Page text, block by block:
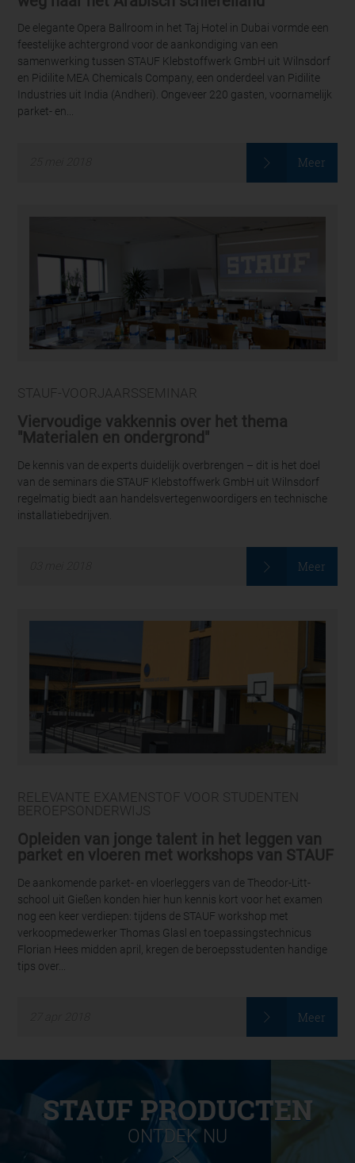
De elegante Opera Ballroom in het Taj Hotel in Dubai vormde een
feestelijke achtergrond voor de aankondiging van een
samenwerking tussen STAUF Klebstoffwerk GmbH uit Wilnsdorf
en Pidilite MEA Chemicals Company, een onderdeel van Pidilite
Industries uit India (Andheri). Ongeveer 220 gasten, voornamelijk
parket- en...
Meer
STAUF-VOORJAARSSEMINAR
Viervoudige vakkennis over het thema
"Materialen en ondergrond"
De kennis van de experts duidelijk overbrengen – dit is het doel
van de seminars die STAUF Klebstoffwerk GmbH uit Wilnsdorf
regelmatig biedt aan handelsvertegenwoordigers en technische
installatiebedrijven.
Meer
RELEVANTE EXAMENSTOF VOOR STUDENTEN
BEROEPSONDERWIJS
Opleiden van jonge talent in het leggen van
parket en vloeren met workshops van STAUF
De aankomende parket- en vloerleggers van de Theodor-Litt-
school uit Gießen konden hier hun kennis kort voor het examen
nog een keer verdiepen: tijdens de STAUF workshop met
verkoopmedewerker Thomas Glasl en toepassingstechnicus
Florian Hees midden april, kregen de beroepsstudenten handige
tips over...
Meer
STAUF PRODUCTEN
ONTDEK NU